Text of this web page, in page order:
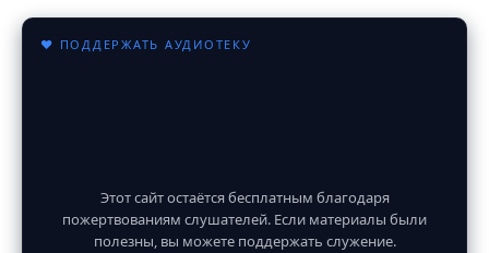
♥ ПОДДЕРЖАТЬ АУДИОТЕКУ
Этот сайт остаётся бесплатным благодаря
пожертвованиям слушателей. Если материалы были
полезны, вы можете поддержать служение.